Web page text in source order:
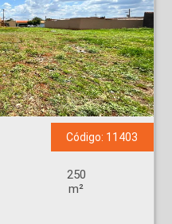
Código: 11403
250
m²